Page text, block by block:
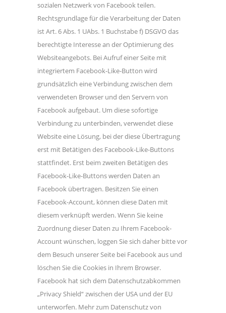
sozialen Netzwerk von Facebook teilen.
Rechtsgrundlage für die Verarbeitung der Daten
ist Art. 6 Abs. 1 UAbs. 1 Buchstabe f) DSGVO das
berechtigte Interesse an der Optimierung des
Websiteangebots. Bei Aufruf einer Seite mit
integriertem Facebook-Like-Button wird
grundsätzlich eine Verbindung zwischen dem
verwendeten Browser und den Servern von
Facebook aufgebaut. Um diese sofortige
Verbindung zu unterbinden, verwendet diese
Website eine Lösung, bei der diese Übertragung
erst mit Betätigen des Facebook-Like-Buttons
stattfindet. Erst beim zweiten Betätigen des
Facebook-Like-Buttons werden Daten an
Facebook übertragen. Besitzen Sie einen
Facebook-Account, können diese Daten mit
diesem verknüpft werden. Wenn Sie keine
Zuordnung dieser Daten zu Ihrem Facebook-
Account wünschen, loggen Sie sich daher bitte vor
dem Besuch unserer Seite bei Facebook aus und
löschen Sie die Cookies in Ihrem Browser.
Facebook hat sich dem Datenschutzabkommen
„Privacy Shield“ zwischen der USA und der EU
unterworfen. Mehr zum Datenschutz von